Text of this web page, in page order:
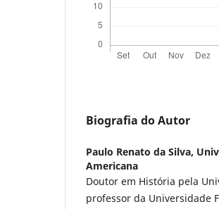
Biografia do Autor
Paulo Renato da Silva,
Americana
Doutor em História pela
professor da Universidade